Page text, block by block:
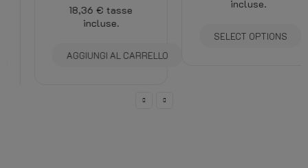
18,36 € tasse
incluse.
AGGIUNGI AL CARRELLO
incluse.
SELECT OPTIONS